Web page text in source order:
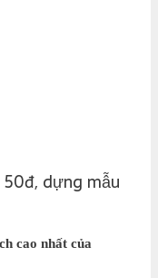
dựng mẫu
cao nhất của